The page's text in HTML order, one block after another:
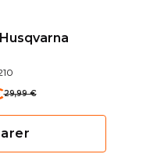
29,99 €